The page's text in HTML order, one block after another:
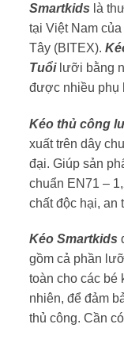
Smartkids là
tại Việt Nam
Tây (BITEX).
Tuổilưỡi bằng
được nhiều phụ
Kéo thủ công
xuất trên dây
đại. Giúp sản
chuẩn EN71 –
chất độc hại, an
Kéo Smartkids
gồm cả phần
toàn cho các bé
nhiên, để đảm
thủ công. Cần